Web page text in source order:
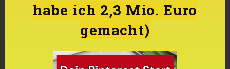
merken
[em_event_types]
merken
habe ich 2,3 Mio. Euro
gemacht)